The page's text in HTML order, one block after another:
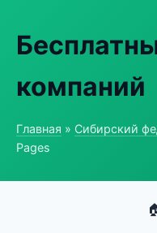
компаний
Главная » Сибирский
Pages